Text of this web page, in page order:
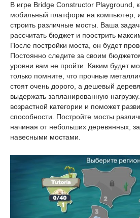
В игре Bridge Constructor Playground,
мобильный платформ на компьютер,
строить различные мосты. Ваша
рассчитать бюджет и поострить
После постройки моста, он будет
Постоянно следите за своим
уровни вам не пройти. Каким будет
только помните, что прочные
стоят очень дорого, а дешевый
выдержать запланированную
возрастной категории и поможет
способности. Постройте мосты
начиная от небольших деревянных,
навесными мостами.